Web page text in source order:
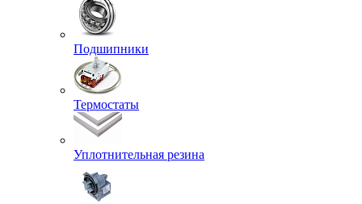
Подшипники
Термостаты
Уплотнительная резина